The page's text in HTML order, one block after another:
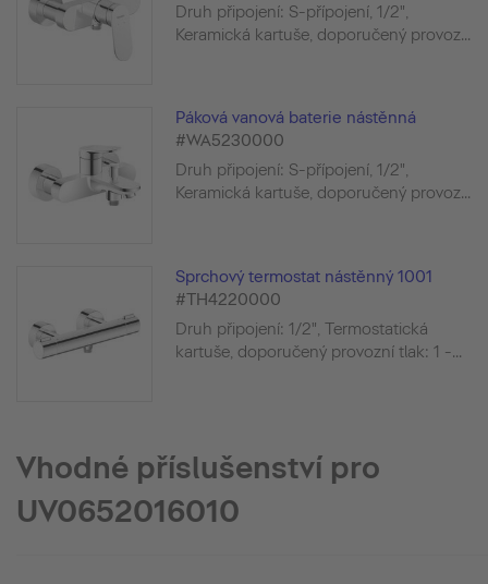
Druh připojení: S-přípojení, 1/2",
Keramická kartuše, doporučený provoz...
Páková vanová baterie nástěnná
#WA5230000
Druh připojení: S-přípojení, 1/2",
Keramická kartuše, doporučený provoz...
Sprchový termostat nástěnný 1001
#TH4220000
Druh připojení: 1/2", Termostatická
kartuše, doporučený provozní tlak: 1 -...
Vhodné příslušenství pro
UV0652016010